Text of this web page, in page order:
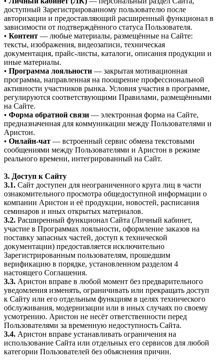
доступный Зарегистрированному пользователю после
авторизации и предоставляющий расширенный функционал в
зависимости от подтверждённого статуса Пользователя.
• Контент — любые материалы, размещённые на Сайте:
тексты, изображения, видеозаписи, техническая
документация, прайс-листы, каталоги, описания продукции и
иные материалы.
• Программа лояльности — закрытая мотивационная
программа, направленная на поощрение профессиональной
активности участников рынка. Условия участия в программе,
регулируются соответствующими Правилами, размещёнными
на Сайте.
• Форма обратной связи — электронная форма на Сайте,
предназначенная для коммуникации между Пользователями и
Аристон.
• Онлайн-чат — встроенный сервис обмена текстовыми
сообщениями между Пользователями и Аристон в режиме
реального времени, интегрированный на Сайт.
3. Доступ к Сайту
3.1. Сайт доступен для неограниченного круга лиц в части
ознакомительного просмотра общедоступной информации о
компании Аристон и её продукции, новостей, расписания
семинаров и иных открытых материалов.
3.2. Расширенный функционал Сайта (Личный кабинет,
участие в Программах лояльности, оформление заказов на
поставку запасных частей, доступ к технической
документации) предоставляется исключительно
Зарегистрированным пользователям, прошедшим
верификацию в порядке, установленном разделом 4
настоящего Соглашения.
3.3. Аристон вправе в любой момент без предварительного
уведомления изменять, ограничивать или прекращать доступ
к Сайту или его отдельным функциям в целях технического
обслуживания, модернизации или в иных случаях по своему
усмотрению. Аристон не несёт ответственности перед
Пользователями за временную недоступность Сайта.
3.4. Аристон вправе устанавливать ограничения на
использование Сайта или отдельных его сервисов для любой
категории Пользователей без объяснения причин.